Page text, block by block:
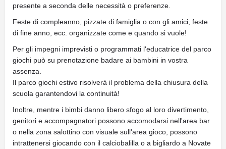
presente a seconda delle necessità o preferenze.
Feste di compleanno, pizzate di famiglia o con gli amici, feste
di fine anno, ecc. organizzate come e quando si vuole!
Per gli impegni imprevisti o programmati l'educatrice del parco
giochi può su prenotazione badare ai bambini in vostra
assenza.
Il parco giochi estivo risolverà il problema della chiusura della
scuola garantendovi la continuità!
Inoltre, mentre i bimbi danno libero sfogo al loro divertimento,
genitori e accompagnatori possono accomodarsi nell'area bar
o nella zona salottino con visuale sull'area gioco, possono
intrattenersi giocando con il calciobalilla o a bigliardo a Novate